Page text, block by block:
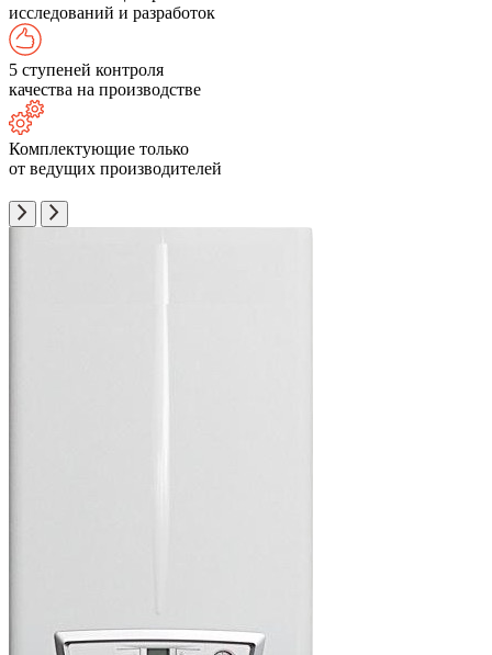
исследований и разработок
5 ступеней контроля
качества на производстве
Комплектующие только
от ведущих производителей